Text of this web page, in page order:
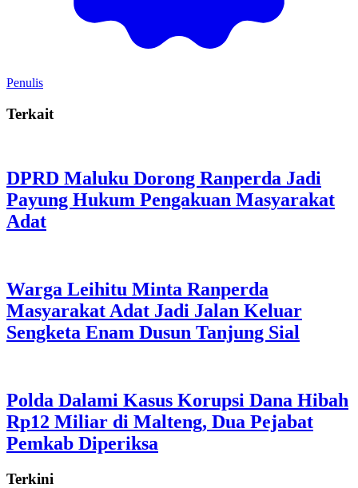
Penulis
Terkait
DPRD Maluku Dorong Ranperda Jadi
Payung Hukum Pengakuan Masyarakat
Adat
Warga Leihitu Minta Ranperda
Masyarakat Adat Jadi Jalan Keluar
Sengketa Enam Dusun Tanjung Sial
Polda Dalami Kasus Korupsi Dana Hibah
Rp12 Miliar di Malteng, Dua Pejabat
Pemkab Diperiksa
Terkini